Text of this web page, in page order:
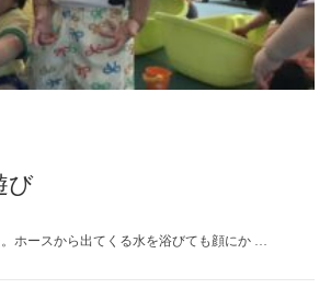
び
ホースから出てくる水を浴びても顔にか …